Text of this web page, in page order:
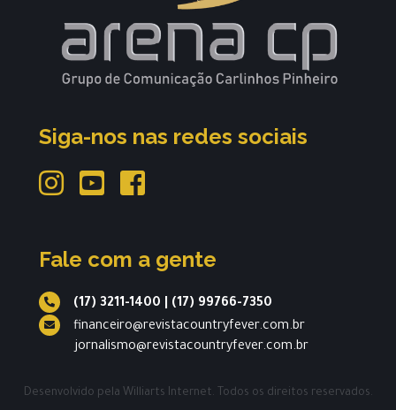
Siga-nos nas redes sociais
Fale com a gente
(17) 3211-1400
(17) 99766-7350
financeiro@revistacountryfever.com.br
jornalismo@revistacountryfever.com.br
Desenvolvido pela Williarts Internet. Todos os direitos reservados.